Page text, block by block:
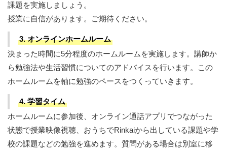
課題を実施しましょう。
授業に自信があります。ご期待ください。
3. オンラインホームルーム
決まった時間に5分程度のホームルームを実施します。講師か
ら勉強法や生活習慣についてのアドバイスを行います。この
ホームルームを軸に勉強のペースをつくっていきます。
4. 学習タイム
ホームルームに参加後、オンライン通話アプリでつながった
状態で授業映像視聴、おうちでRinkaiから出している課題や学
校の課題などの勉強を進めます。質問がある場合は別室に移